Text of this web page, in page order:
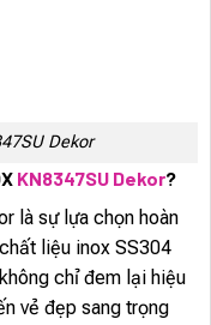
Dekor
KN8347SU Dekor?
là sự lựa chọn hoàn
liệu inox SS304
chỉ đem lại hiệu
vẻ đẹp sang trọng